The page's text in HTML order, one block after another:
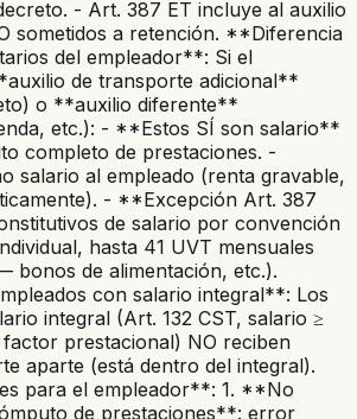
- Art. 387 ET incluye al auxilio
sometidos a retención. **Diferencia
del empleador**: Si el
de transporte adicional**
o **auxilio diferente**
etc.): - **Estos SÍ son salario**
completo de prestaciones. -
salario al empleado (renta gravable,
- **Excepción Art. 387
de salario por convención
hasta 41 UVT mensuales
bonos de alimentación, etc.).
con salario integral**: Los
integral (Art. 132 CST, salario ≥
prestacional) NO reciben
aparte (está dentro del integral).
para el empleador**: 1. **No
de prestaciones**: error